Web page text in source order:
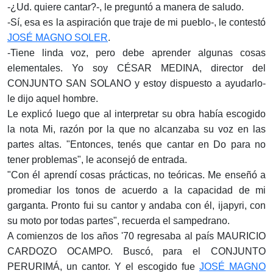
-¿Ud. quiere cantar?-, le preguntó a manera de saludo.
-Sí, esa es la aspiración que traje de mi pueblo-, le contestó
JOSÉ MAGNO SOLER.
-Tiene linda voz, pero debe aprender algunas cosas
elementales. Yo soy CÉSAR MEDINA, director del
CONJUNTO SAN SOLANO y estoy dispuesto a ayudarlo-
le dijo aquel hombre.
Le explicó luego que al interpretar su obra había escogido
la nota Mi, razón por la que no alcanzaba su voz en las
partes altas. "Entonces, tenés que cantar en Do para no
tener problemas", le aconsejó de entrada.
"Con él aprendí cosas prácticas, no teóricas. Me enseñó a
promediar los tonos de acuerdo a la capacidad de mi
garganta. Pronto fui su cantor y andaba con él, ijapyri, con
su moto por todas partes", recuerda el sampedrano.
A comienzos de los años '70 regresaba al país MAURICIO
CARDOZO OCAMPO. Buscó, para el CONJUNTO
PERURIMÁ, un cantor. Y el escogido fue JOSÉ MAGNO